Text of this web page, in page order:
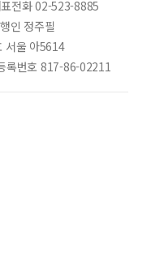
전화 02-523-8885
인 정주필
서울 아5614
록번호 817-86-02211